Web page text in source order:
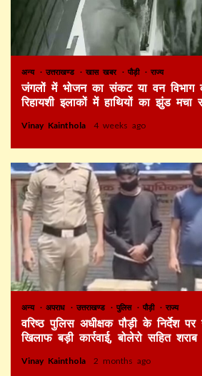
अन्य उत्तराखण्ड खास खबर पौड़ी राज्य
जंगलों में भोजन का संकट या वन विभाग
रिहायशी इलाकों में हाथियों का झुंड मचा
Vinay Kainthola 4 weeks ago
अन्य अपराध उत्तराखण्ड पुलिस पौड़ी राज्य
वरिष्ठ पुलिस अधीक्षक पौड़ी के निर्देश
खिलाफ बड़ी कार्रवाई, बोलेरो सहित
Vinay Kainthola 2 months ago